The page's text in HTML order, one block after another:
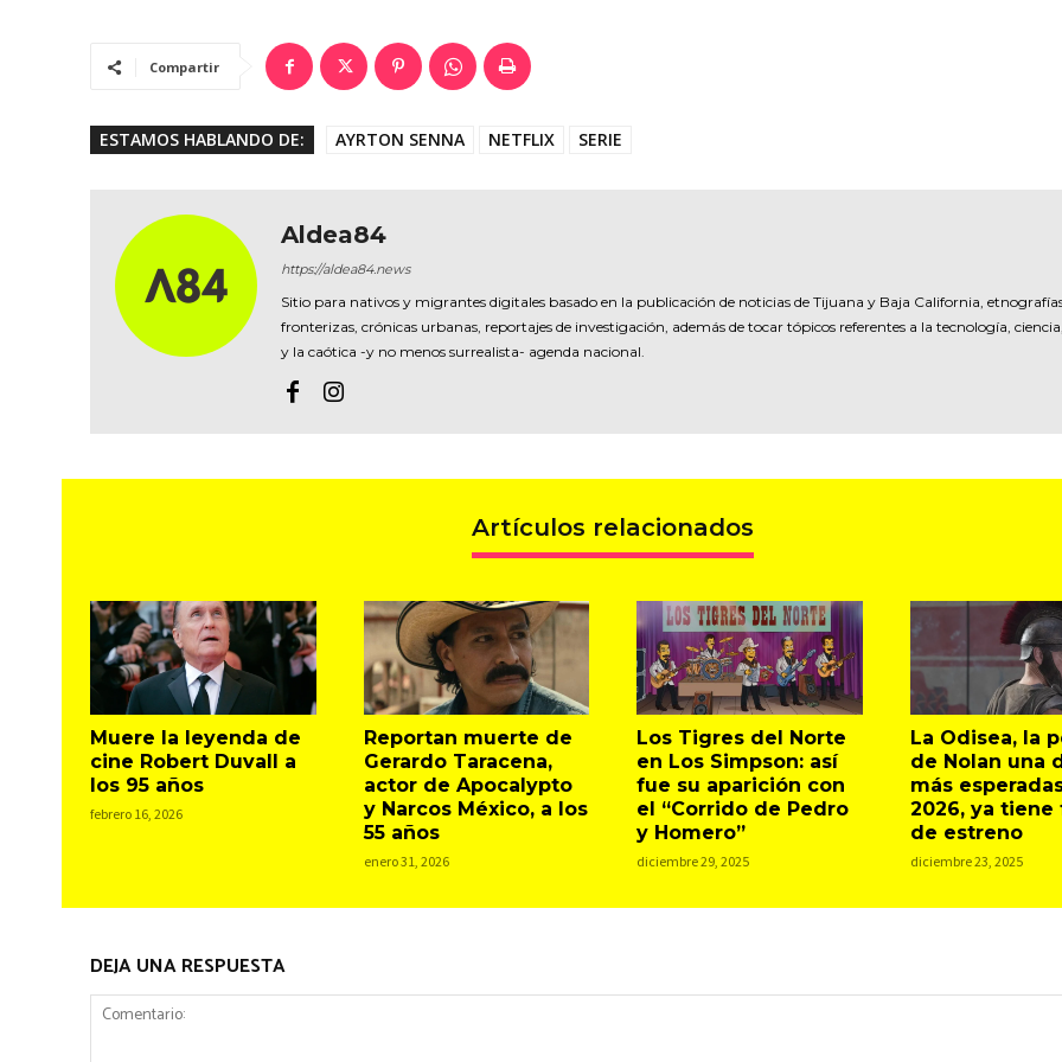
Compartir
ESTAMOS HABLANDO DE: AYRTON SENNA NETFLIX SERIE
Aldea84
https://aldea84.news
Sitio para nativos y migrantes digitales basado en la publicación de noticias de Tijuana y Baja California,
fronterizas, crónicas urbanas, reportajes de investigación, además de tocar tópicos referentes a la tecnología,
y la caótica -y no menos surrealista- agenda nacional.
Artículos relacionados
Muere la leyenda de
cine Robert Duvall a
los 95 años
febrero 16, 2026
Reportan muerte de
Gerardo Taracena,
actor de Apocalypto
y Narcos México, a los
55 años
enero 31, 2026
Los Tigres del Norte
en Los Simpson: así
fue su aparición con
el “Corrido de Pedro
y Homero”
diciembre 29, 2025
La Odisea, la
de Nolan una
más
2026, ya tiene
de estreno
diciembre 23, 2025
DEJA UNA RESPUESTA